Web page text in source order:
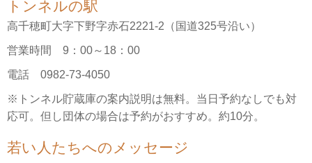
トンネルの駅
高千穂町大字下野字赤石2221-2（国道325号沿い）
営業時間 9：00～18：00
電話 0982-73-4050
※トンネル貯蔵庫の案内説明は無料。当日予約なしでも対
応可。但し団体の場合は予約がおすすめ。約10分。
若い人たちへのメッセージ